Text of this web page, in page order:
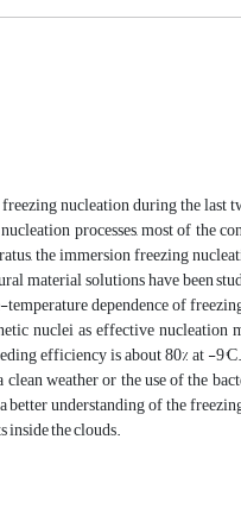
nucleation during the last
processes, most of the
the immersion freezing
material solutions have been
dependence of
nuclei as effective
efficiency is about 80% at -
weather or the use of the
understanding of the
inside the clouds.